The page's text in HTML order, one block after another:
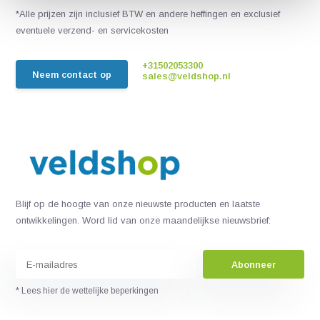
*Alle prijzen zijn inclusief BTW en andere heffingen en exclusief
eventuele verzend- en servicekosten
Neem contact op
+31502053300
sales@veldshop.nl
Blijf op de hoogte van onze nieuwste producten en laatste
ontwikkelingen. Word lid van onze maandelijkse nieuwsbrief:
Abonneer
* Lees hier de wettelijke beperkingen